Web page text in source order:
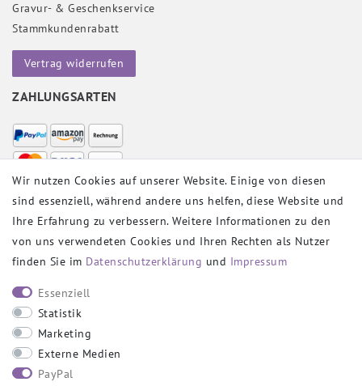
Gravur- & Geschenkservice
Stammkundenrabatt
Vertrag widerrufen
ZAHLUNGSARTEN
VERSANDPARTNER
SOCIAL
Wir nutzen Cookies auf unserer Website. Einige von diesen
sind essenziell, während andere uns helfen, diese Website und
Ihre Erfahrung zu verbessern. Weitere Informationen zu den
von uns verwendeten Cookies und Ihren Rechten als Nutzer
finden Sie im Daten­schutz­erklärung und Impressum
Essenziell
Statistik
Marketing
Externe Medien
PayPal